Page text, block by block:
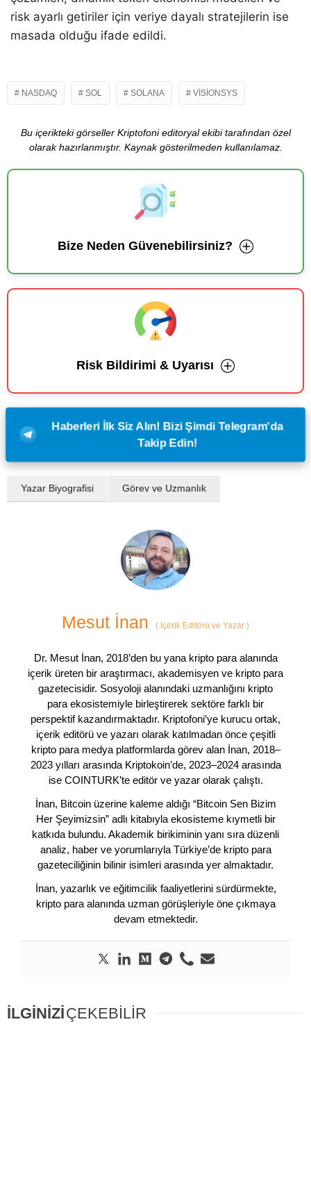
risk ayarlı getiriler için veriye dayalı stratejilerin ise
masada olduğu ifade edildi.
NASDAQ SOL SOLANA VISIONSYS
Bu içerikteki görseller Kriptofoni editoryal ekibi tarafından özel
olarak hazırlanmıştır. Kaynak gösterilmeden kullanılamaz.
Bize Neden Güvenebilirsiniz?
Risk Bildirimi & Uyarısı
Haberleri İlk Siz Alın! Bizi Şimdi Telegram'da
Takip Edin!
Yazar Biyografisi Görev ve Uzmanlık
Mesut İnan ( İçerik Editörü ve Yazar )
Dr. Mesut İnan, 2018’den bu yana kripto para alanında
içerik üreten bir araştırmacı, akademisyen ve kripto para
gazetecisidir. Sosyoloji alanındaki uzmanlığını kripto
para ekosistemiyle birleştirerek sektöre farklı bir
perspektif kazandırmaktadır. Kriptofoni’ye kurucu ortak,
içerik editörü ve yazarı olarak katılmadan önce çeşitli
kripto para medya platformlarda görev alan İnan, 2018–
2023 yılları arasında Kriptokoin’de, 2023–2024 arasında
ise COINTURK’te editör ve yazar olarak çalıştı.
İnan, Bitcoin üzerine kaleme aldığı “Bitcoin Sen Bizim
Her Şeyimizsin” adlı kitabıyla ekosisteme kıymetli bir
katkıda bulundu. Akademik birikiminin yanı sıra düzenli
analiz, haber ve yorumlarıyla Türkiye’de kripto para
gazeteciliğinin bilinir isimleri arasında yer almaktadır.
İnan, yazarlık ve eğitimcilik faaliyetlerini sürdürmekte,
kripto para alanında uzman görüşleriyle öne çıkmaya
devam etmektedir.
İLGİNİZİÇEKEBİLİR